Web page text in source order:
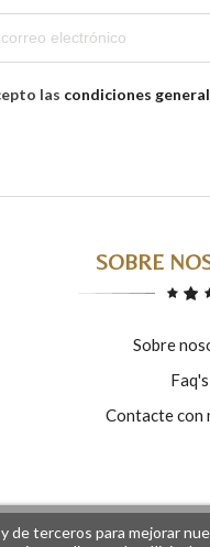
las condiciones
SOBRE
Sobre
Faq's
Contacte con
de terceros para mejorar